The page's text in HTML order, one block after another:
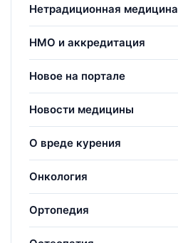
Нетрадиционная медицина
НМО и аккредитация
Новое на портале
Новости медицины
О вреде курения
Онкология
Ортопедия